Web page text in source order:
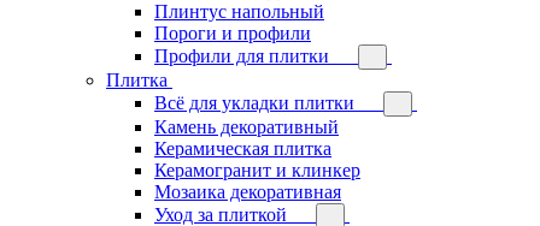
Плинтус напольный
Пороги и профили
Профили для плитки
Плитка
Всё для укладки плитки
Камень декоративный
Керамическая плитка
Керамогранит и клинкер
Мозаика декоративная
Уход за плиткой